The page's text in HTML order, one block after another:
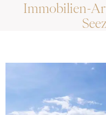
Immobilien-